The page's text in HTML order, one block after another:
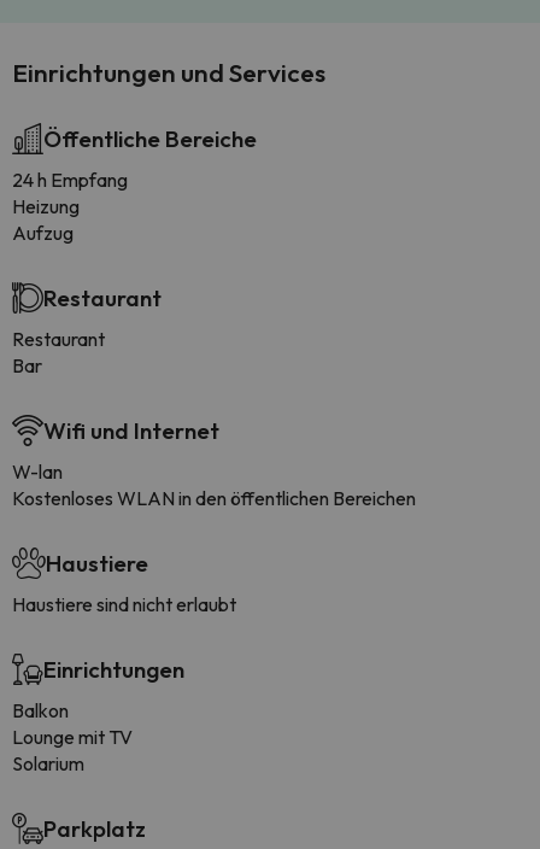
Einrichtungen und Services
Öffentliche Bereiche
24 h Empfang
Heizung
Aufzug
Restaurant
Restaurant
Bar
Wifi und Internet
W-lan
Kostenloses WLAN in den öffentlichen Bereichen
Haustiere
Haustiere sind nicht erlaubt
Einrichtungen
Balkon
Lounge mit TV
Solarium
Parkplatz